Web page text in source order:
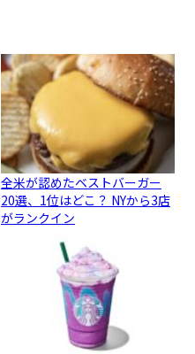
全米が認めたベストバーガー
20選、1位はどこ？ NYから3店
がランクイン